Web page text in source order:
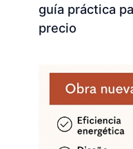
guía práctica
precio